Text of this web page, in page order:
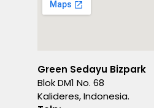
Green Sedayu Bizpark
Blok DM1 No. 68
Kalideres, Indonesia.